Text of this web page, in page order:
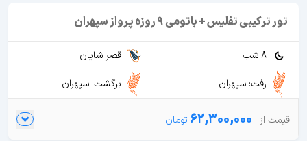
تور ترکیبی تفلیس + باتومی 9 روزه پرواز سپهران
8 شب
قصر شایان
رفت: سپهران
برگشت: سپهران
62,300,000